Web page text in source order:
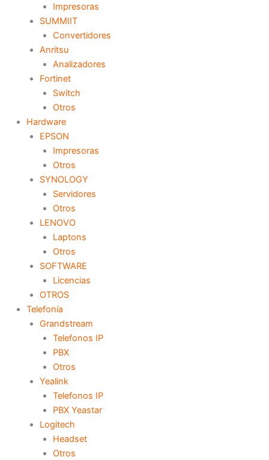
Impresoras
SUMMIIT
Convertidores
Anritsu
Analizadores
Fortinet
Switch
Otros
Hardware
EPSON
Impresoras
Otros
SYNOLOGY
Servidores
Otros
LENOVO
Laptons
Otros
SOFTWARE
Licencias
OTROS
Telefonía
Grandstream
Telefonos IP
PBX
Otros
Yealink
Telefonos IP
PBX Yeastar
Logitech
Headset
Otros